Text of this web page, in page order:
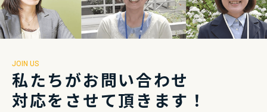
JOIN US
私たちがお問い合わせ
対応をさせて頂きます！